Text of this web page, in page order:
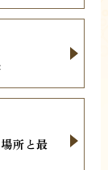
所と最